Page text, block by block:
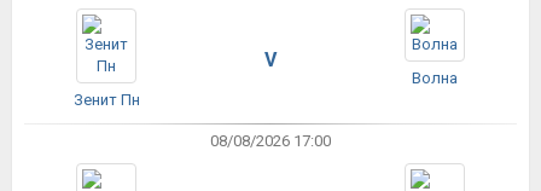
Зенит Пн
V
Волна
08/08/2026 17:00